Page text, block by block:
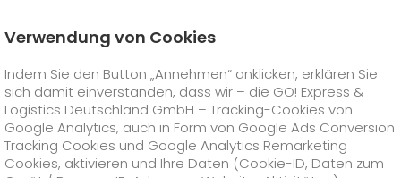
GO! Courier
GO! City
GO! Express
Datenschutzbeauftragter
Verwendung von Cookies
Indem Sie den Button „Annehmen“ anklicken, erklären Sie
sich damit einverstanden, dass wir – die GO! Express &
Logistics Deutschland GmbH – Tracking-Cookies von
Google Analytics, auch in Form von Google Ads Conversion
Tracking Cookies und Google Analytics Remarketing
Cookies, aktivieren und Ihre Daten (Cookie-ID, Daten zum